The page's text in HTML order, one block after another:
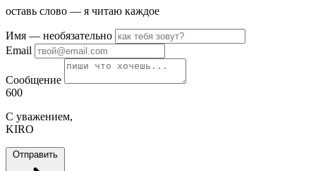
оставь слово — я читаю каждое
Имя — необязательно
Email
Сообщение
600
С уважением,
KIRO
Отправить